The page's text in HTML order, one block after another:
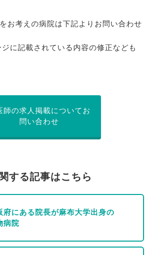
お考えの病院は下記よりお問い合わせ
に記載されている内容の修正なども
師の求人掲載についてお
問い合わせ
する記事はこちら
府にある院長が麻布大学出身の
病院